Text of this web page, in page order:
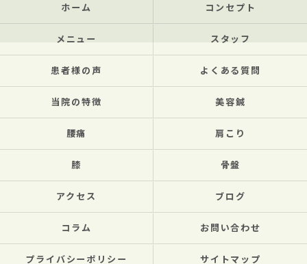
ホーム コンセプト
メニュー スタッフ
患者様の声 よくある質問
当院の特徴 美容鍼
腰痛 肩こり
膝 骨盤
アクセス ブログ
コラム お問い合わせ
プライバシーポリシー サイトマップ